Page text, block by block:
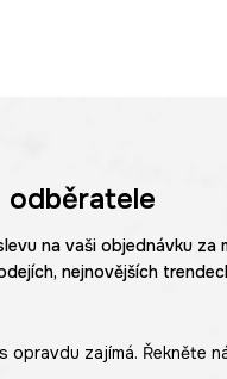
odběratele
na vaši objednávku za
nejnovějších
zajímá. Řekněte